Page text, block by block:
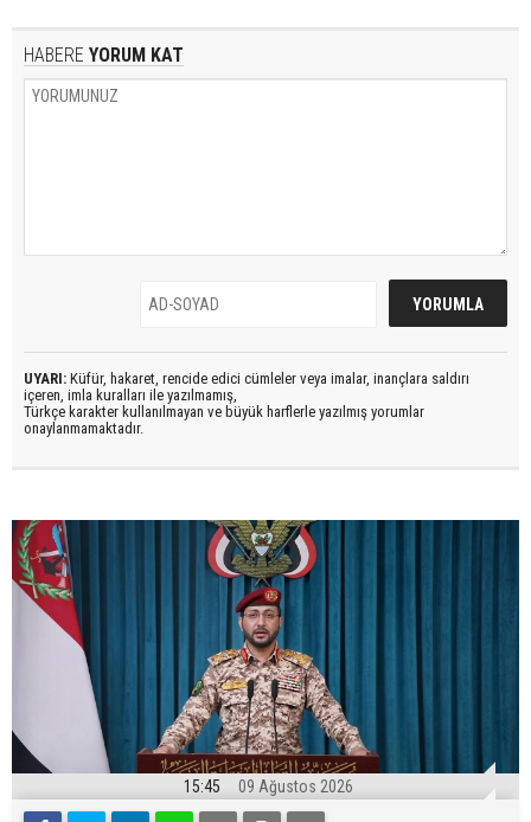
HABERE YORUM KAT
UYARI: Küfür, hakaret, rencide edici cümleler veya imalar, inançlara saldırı
içeren, imla kuralları ile yazılmamış,
Türkçe karakter kullanılmayan ve büyük harflerle yazılmış yorumlar
onaylanmamaktadır.
15:45 09 Ağustos 2026